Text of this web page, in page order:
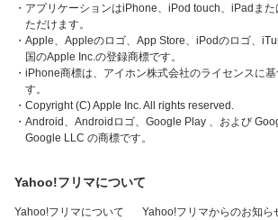
・アプリケーションはiPhone、iPod touch、iPadま
ただけます。
・Apple、Appleのロゴ、App Store、iPodのロゴ、
国のApple Inc.の登録商標です。
・iPhone商標は、アイホン株式会社のライセンスに
す。
・Copyright (C) Apple Inc. All rights reserved.
・Android、Androidロゴ、Google Play 、および
Google LLC の商標です。
Yahoo!フリマについて
Yahoo!フリマについて Yahoo!フリマからのお知ら